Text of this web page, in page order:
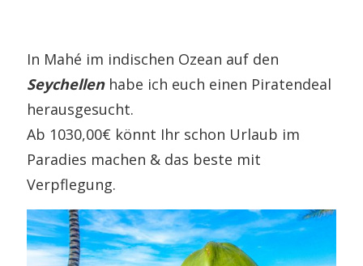
In Mahé im indischen Ozean auf den
Seychellenhabe ich euch einen Piratendeal
herausgesucht.
Ab 1030,00€ könnt Ihr schon Urlaub im
Paradies machen & das beste mit
Verpflegung.